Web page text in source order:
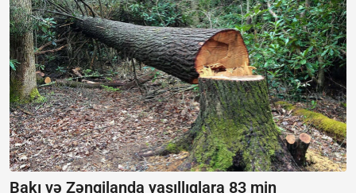
Bakı və Zəngilanda yaşıllıqlara 83 min